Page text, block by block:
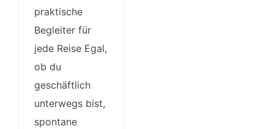
praktische
Begleiter für
jede Reise Egal,
ob du
geschäftlich
unterwegs bist,
spontane